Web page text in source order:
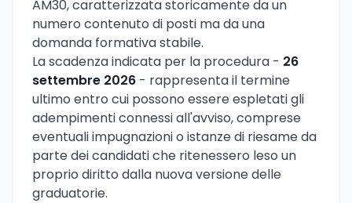
AM30, caratterizzata storicamente da un
numero contenuto di posti ma da una
domanda formativa stabile.
La scadenza indicata per la procedura - 26
settembre 2026 - rappresenta il termine
ultimo entro cui possono essere espletati gli
adempimenti connessi all'avviso, comprese
eventuali impugnazioni o istanze di riesame da
parte dei candidati che ritenessero leso un
proprio diritto dalla nuova versione delle
graduatorie.